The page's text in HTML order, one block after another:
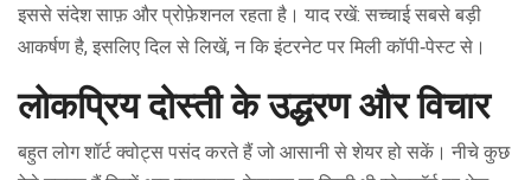
इससे संदेश साफ़ और प्रोफ़ेशनल रहता है। याद रखें: सच्चाई सबसे बड़ी
आकर्षण है, इसलिए दिल से लिखें, न कि इंटरनेट पर मिली कॉपी‑पेस्ट से।
लोकप्रिय दोस्ती के उद्धरण और विचार
बहुत लोग शॉर्ट क्वोट्स पसंद करते हैं जो आसानी से शेयर हो सकें। नीचे कुछ